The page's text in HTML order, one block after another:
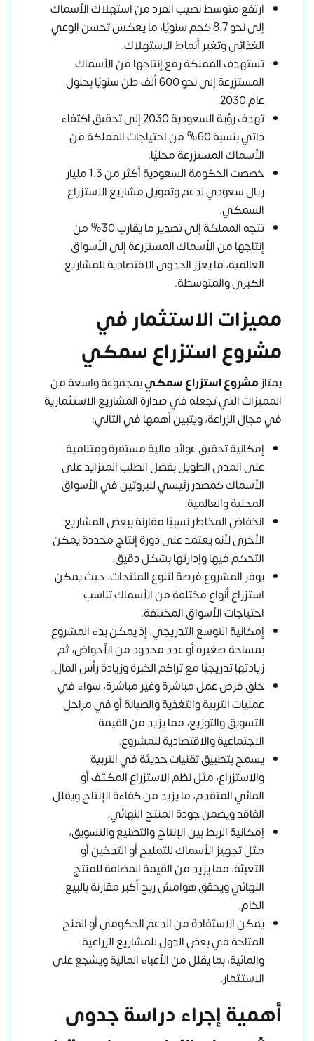
ارتفع متوسط نصيب الفرد من استهلاك الأسماك
إلى نحو 8.7 كجم سنويًا، ما يعكس تحسن الوعي
الغذائي وتغير أنماط الاستهلاك.
تستهدف المملكة رفع إنتاجها من الأسماك
المستزرعة إلى نحو 600 ألف طن سنويًا بحلول
عام 2030.
تهدف رؤية السعودية 2030 إلى تحقيق اكتفاء
ذاتي بنسبة 60% من احتياجات المملكة من
الأسماك المستزرعة محليًا.
خصصت الحكومة السعودية أكثر من 1.3 مليار
ريال سعودي لدعم وتمويل مشاريع الاستزراع
السمكي.
تتجه المملكة إلى تصدير ما يقارب 30% من
إنتاجها من الأسماك المستزرعة إلى الأسواق
العالمية، ما يعزز الجدوى الاقتصادية للمشاريع
الكبرى والمتوسطة.
مميزات الاستثمار في
مشروع استزراع سمكي
يمتاز مشروع استزراع سمكيبمجموعة واسعة من
المميزات التي تجعله في صدارة المشاريع الاستثمارية
في مجال الزراعة، ويتبين أهمها في التالي:
إمكانية تحقيق عوائد مالية مستقرة ومتنامية
على المدى الطويل بفضل الطلب المتزايد على
الأسماك كمصدر رئيسي للبروتين في الأسواق
المحلية والعالمية.
انخفاض المخاطر نسبيًا مقارنة ببعض المشاريع
الأخرى لأنه يعتمد على دورة إنتاج محددة يمكن
التحكم فيها وإدارتها بشكل دقيق.
يوفر المشروع فرصة لتنوع المنتجات، حيث يمكن
استزراع أنواع مختلفة من الأسماك تناسب
احتياجات الأسواق المختلفة.
إمكانية التوسع التدريجي، إذ يمكن بدء المشروع
بمساحة صغيرة أو عدد محدود من الأحواض، ثم
زيادتها تدريجيًا مع تراكم الخبرة وزيادة رأس المال.
خلق فرص عمل مباشرة وغير مباشرة، سواء في
عمليات التربية والتغذية والصيانة أو في مراحل
التسويق والتوزيع، مما يزيد من القيمة
الاجتماعية والاقتصادية للمشروع.
يسمح بتطبيق تقنيات حديثة في التربية
والاستزراع، مثل نظم الاستزراع المكثف أو
المائي المتقدم، ما يزيد من كفاءة الإنتاج ويقلل
الفاقد ويضمن جودة المنتج النهائي.
إمكانية الربط بين الإنتاج والتصنيع والتسويق،
مثل تجهيز الأسماك للتمليح أو التدخين أو
التعبئة، مما يزيد من القيمة المضافة للمنتج
النهائي ويحقق هوامش ربح أكبر مقارنة بالبيع
الخام.
يمكن الاستفادة من الدعم الحكومي أو المنح
المتاحة في بعض الدول للمشاريع الزراعية
والمائية، بما يقلل من الأعباء المالية ويشجع على
الاستثمار.
أهمية إجراء دراسة جدوى